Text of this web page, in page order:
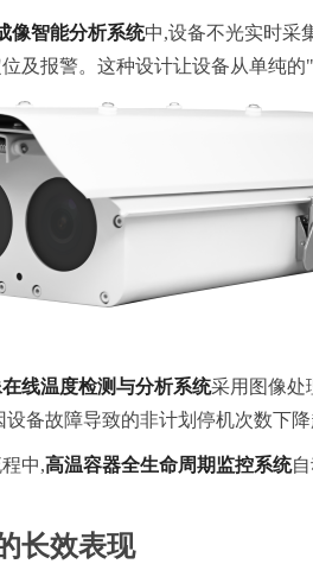
像智能分析系统中,设备不光实时采
及报警。这种设计让设备从单纯
线温度检测与分析系统采用图像处
备故障导致的非计划停机次数下降
中,高温容器全生命周期监控系统
长效表现